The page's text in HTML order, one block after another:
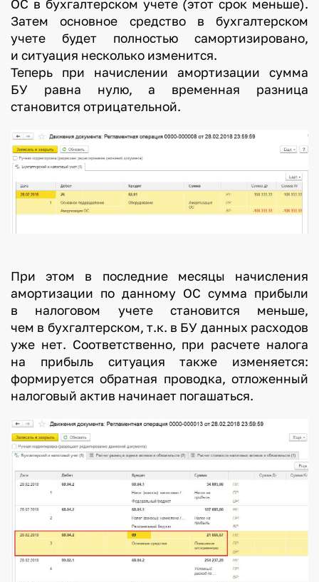
ОС в бухгалтерском учете (этот срок меньше).
Затем основное средство в бухгалтерском
учете будет полностью самортизировано,
и ситуация несколько изменится.
Теперь при начислении амортизации сумма
БУ равна нулю, а временная разница
становится отрицательной.
При этом в последние месяцы начисления
амортизации по данному ОС сумма прибыли
в налоговом учете становится меньше,
чем в бухгалтерском, т.к. в БУ данных расходов
уже нет. Соответственно, при расчете налога
на прибыль ситуация также изменяется:
формируется обратная проводка, отложенный
налоговый актив начинает погашаться.